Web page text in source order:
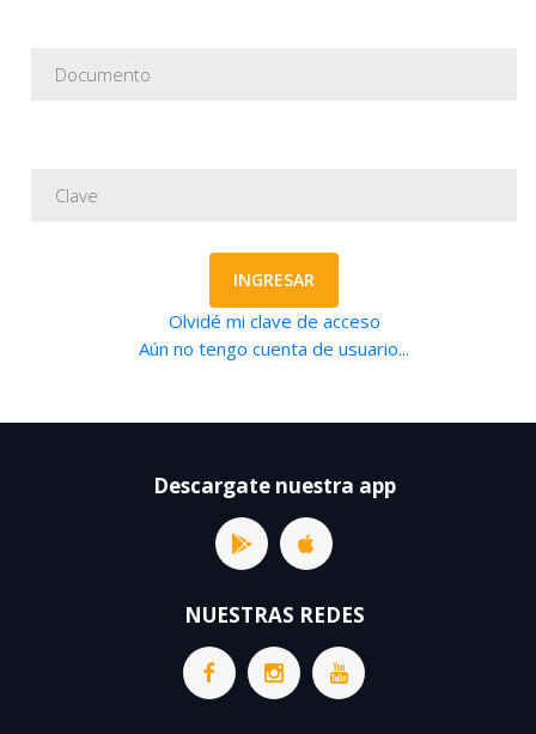
INGRESAR
Olvidé mi clave de acceso
Aún no tengo cuenta de usuario...
Descargate nuestra app
NUESTRAS REDES